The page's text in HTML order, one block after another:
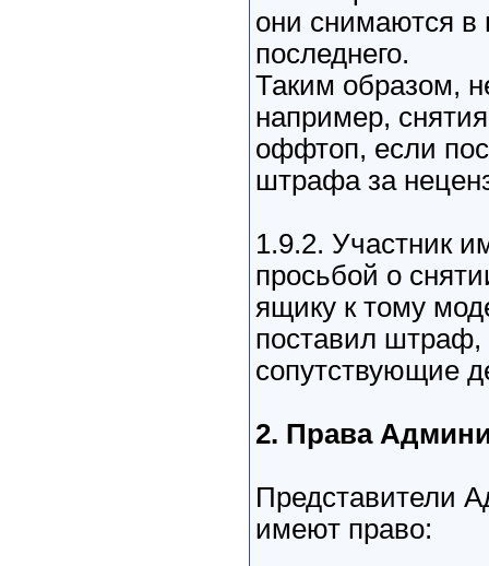
они снимаются в
последнего.
Таким образом,
например,
оффтоп, если
штрафа за
1.9.2. Участник
просьбой о
ящику к тому
поставил штраф,
сопутствующие
2. Права
Представители
имеют право: